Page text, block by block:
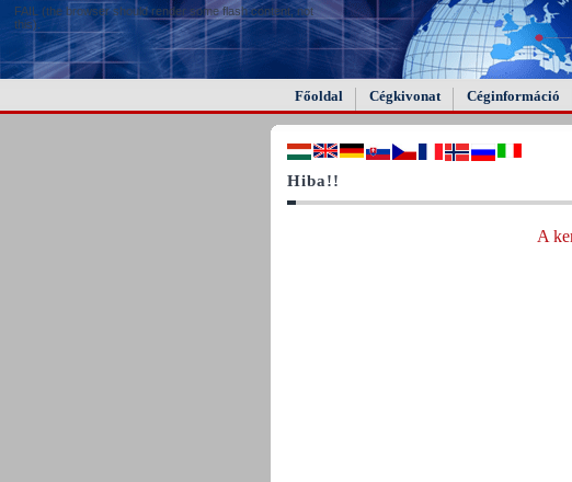
FAIL (the browser should render some flash content, not
this).
Főoldal Cégkivonat Céginformáció
Hiba!!
A